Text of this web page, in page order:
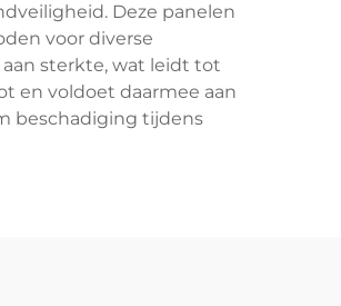
Deze panelen
voor diverse
sterkte, wat leidt tot
en voldoet daarmee aan
beschadiging tijdens